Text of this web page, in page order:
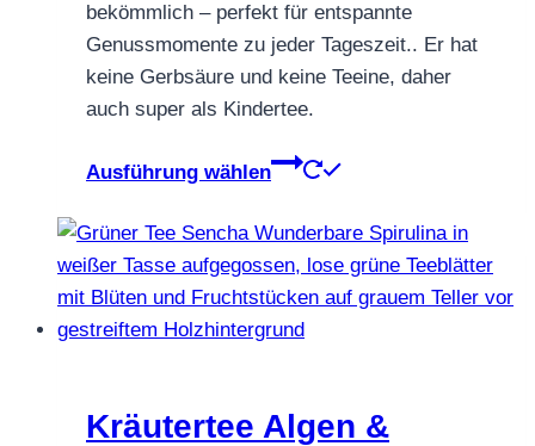
bekömmlich – perfekt für entspannte
Genussmomente zu jeder Tageszeit.. Er hat
keine Gerbsäure und keine Teeine, daher
auch super als Kindertee.
Ausführung wählen
Dieses
weist
mehrere
Varianten
können
Kräutertee Algen &